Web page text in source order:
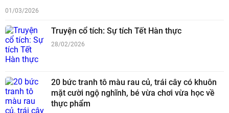
01/03/2026
Truyện cổ tích: Sự tích Tết Hàn thực
28/02/2026
20 bức tranh tô màu rau củ, trái cây có khuôn
mặt cười ngộ nghĩnh, bé vừa chơi vừa học về
thực phẩm